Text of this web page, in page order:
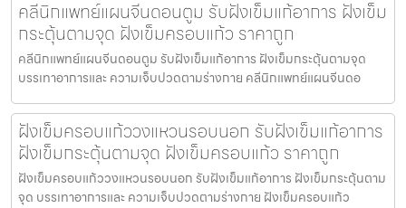
คลีนิกแพทย์แผนจีนดอนตูม รับฝังเข็มแก้อาการ ฝังเข็ม
กระตุ้นตามจุด ฝังเข็มครอบแก้ว ราคาถูก
คลีนิกแพทย์แผนจีนดอนตูม รับฝังเข็มแก้อาการ ฝังเข็มกระตุ้นตามจุด
บรรเทาอาการและ ความเจ็บปวดตามร่างกาย คลีนิกแพทย์แผนจีนดอ
ฝังเข็มครอบแก้ววงแหวนรอบนอก รับฝังเข็มแก้อาการ
ฝังเข็มกระตุ้นตามจุด ฝังเข็มครอบแก้ว ราคาถูก
ฝังเข็มครอบแก้ววงแหวนรอบนอก รับฝังเข็มแก้อาการ ฝังเข็มกระตุ้นตาม
จุด บรรเทาอาการและ ความเจ็บปวดตามร่างกาย ฝังเข็มครอบแก้ว